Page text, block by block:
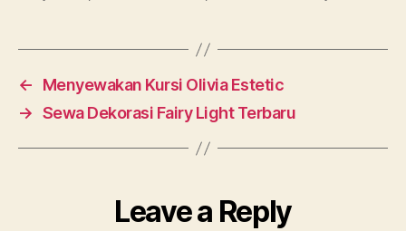
←
Menyewakan Kursi Olivia Estetic
→ Sewa Dekorasi Fairy Light Terbaru
Leave a Reply